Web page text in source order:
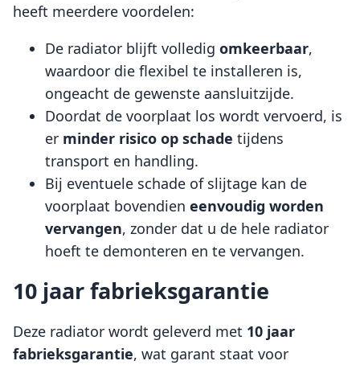
heeft meerdere voordelen:
De radiator blijft volledig omkeerbaar,
waardoor die flexibel te installeren is,
ongeacht de gewenste aansluitzijde.
Doordat de voorplaat los wordt vervoerd, is
er minder risico op schade tijdens
transport en handling.
Bij eventuele schade of slijtage kan de
voorplaat bovendien eenvoudig worden
vervangen, zonder dat u de hele radiator
hoeft te demonteren en te vervangen.
10 jaar fabrieksgarantie
Deze radiator wordt geleverd met 10 jaar
fabrieksgarantie, wat garant staat voor